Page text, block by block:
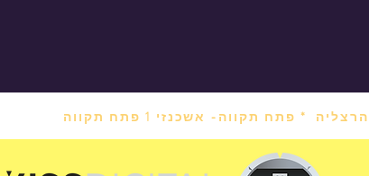
פתח תקווה- אשכנזי 1 פתח תקווה